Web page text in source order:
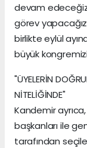
devam
görev
birlikte eylül
büyük
"ÜYELERİN
NİTELİĞİNDE"
Kandemir
başkanları ile
tarafından